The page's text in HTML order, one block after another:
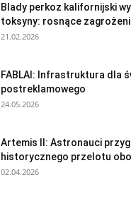
Blady perkoz kalifornijski
toksyny: rosnące
21.02.2026
FABLAI: Infrastruktura dla
postreklamowego
24.05.2026
Artemis II: Astronauci
historycznego przelotu
02.04.2026